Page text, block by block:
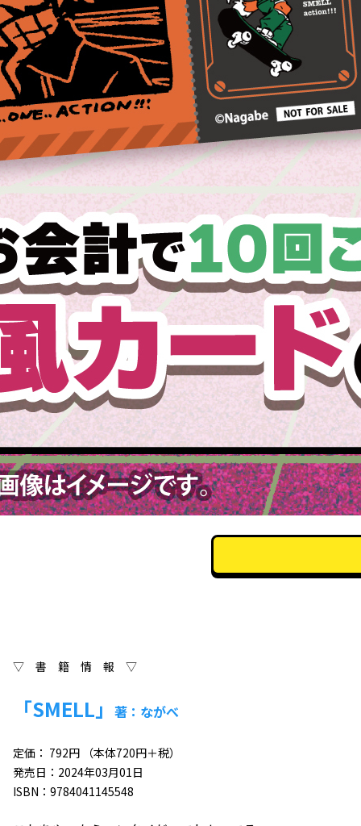
▽ 書 籍 情 報 ▽
「SMELL」 著：ながべ
定価： 792円 （本体720円＋税）
発売日：2024年03月01日
ISBN：9784041145548